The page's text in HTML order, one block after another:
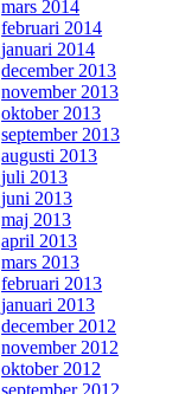
mars 2014
februari 2014
januari 2014
december 2013
november 2013
oktober 2013
september 2013
augusti 2013
juli 2013
juni 2013
maj 2013
april 2013
mars 2013
februari 2013
januari 2013
december 2012
november 2012
oktober 2012
september 2012